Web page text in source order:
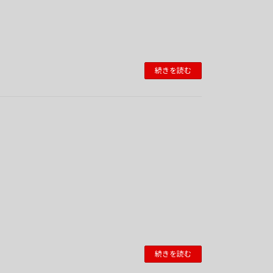
続きを読む
続きを読む